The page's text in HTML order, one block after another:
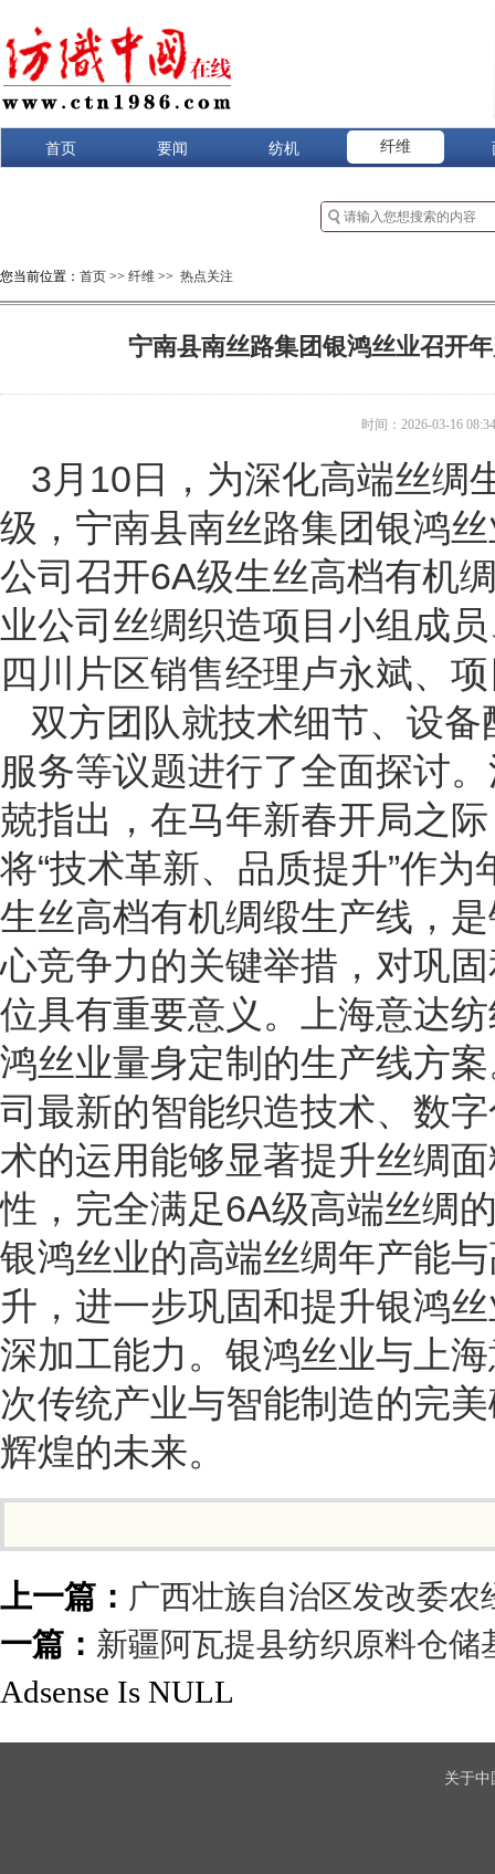
首页 要闻 纺机 纤维
您当前位置： 首页 >> 纤维 >> 热点关注
宁南县南丝路集团银鸿丝业召开
时间：2026-03-16
3月10日，为深化高端丝绸
级，宁南县南丝路集团银鸿
公司召开6A级生丝高档有机
业公司丝绸织造项目小组成
四川片区销售经理卢永斌、
双方团队就技术细节、设
服务等议题进行了全面探讨
兢指出，在马年新春开局之
将“技术革新、品质提升”作
生丝高档有机绸缎生产线，
心竞争力的关键举措，对巩
位具有重要意义。上海意达
鸿丝业量身定制的生产线方
司最新的智能织造技术、数
术的运用能够显著提升丝绸
性，完全满足6A级高端丝绸
银鸿丝业的高端丝绸年产能
升，进一步巩固和提升银鸿
深加工能力。银鸿丝业与上
次传统产业与智能制造的完
辉煌的未来。
上一篇： 广西壮族自治区发改委
一篇： 新疆阿瓦提县纺织原料仓
Adsense Is NULL
关于中